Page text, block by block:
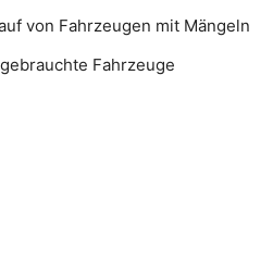
von Fahrzeugen mit Mängeln
Fahrzeuge